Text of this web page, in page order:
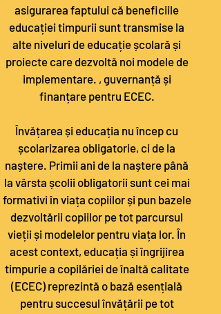
asigurarea faptului că beneficiile
educației timpurii sunt transmise la
alte niveluri de educație școlară și
proiecte care dezvoltă noi modele de
implementare. , guvernanță și
finanțare pentru ECEC.
Învățarea și educația nu încep cu
școlarizarea obligatorie, ci de la
naștere. Primii ani de la naștere până
la vârsta școlii obligatorii sunt cei mai
formativi în viața copiilor și pun bazele
dezvoltării copiilor pe tot parcursul
vieții și modelelor pentru viața lor. În
acest context, educația și îngrijirea
timpurie a copilăriei de înaltă calitate
(ECEC) reprezintă o bază esențială
pentru succesul învățării pe tot